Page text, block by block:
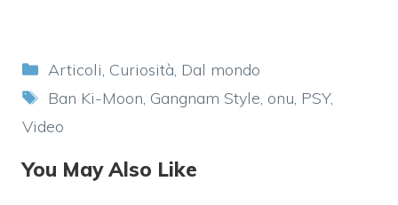
Categorie
Articoli, Curiosità, Dal mondo
Tag
Ban Ki-Moon, Gangnam Style, onu, PSY,
Video
You May Also Like